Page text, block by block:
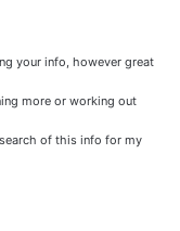
your info, however great
more or working out
of this info for my